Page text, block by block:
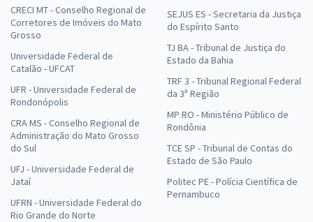
CRECI MT - Conselho Regional de
Corretores de Imóveis do Mato
Grosso
Universidade Federal de
Catalão - UFCAT
UFR - Universidade Federal de
Rondonópolis
CRA MS - Conselho Regional de
Administração do Mato Grosso
do Sul
UFJ - Universidade Federal de
Jataí
UFRN - Universidade Federal do
Rio Grande do Norte
SEJUS ES - Secretaria da Justiça
do Espírito Santo
TJ BA - Tribunal de Justiça do
Estado da Bahia
TRF 3 - Tribunal Regional Federal
da 3ª Região
MP RO - Ministério Público de
Rondônia
TCE SP - Tribunal de Contas do
Estado de São Paulo
Politec PE - Polícia Científica de
Pernambuco